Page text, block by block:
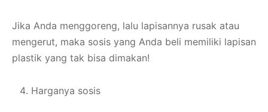
Jika Anda menggoreng, lalu lapisannya rusak atau
mengerut, maka sosis yang Anda beli memiliki lapisan
plastik yang tak bisa dimakan!
Harganya sosis